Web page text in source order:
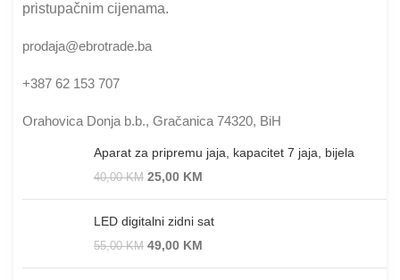
pristupačnim cijenama.
prodaja@ebrotrade.ba
+387 62 153 707
Orahovica Donja b.b., Gračanica 74320, BiH
Aparat za pripremu jaja, kapacitet 7 jaja, bijela
40,00KM 25,00 KM
LED digitalni zidni sat
55,00KM 49,00 KM